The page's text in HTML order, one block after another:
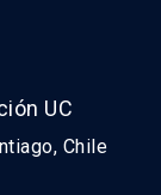
UC
Chile